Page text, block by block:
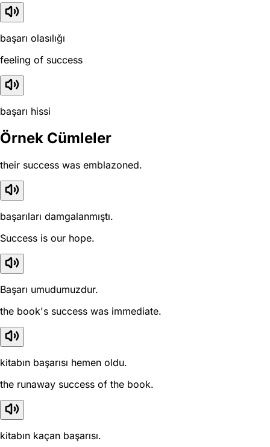
başarı olasılığı
feeling of success
başarı hissi
Örnek Cümleler
their success was emblazoned.
başarıları damgalanmıştı.
Success is our hope.
Başarı umudumuzdur.
the book's success was immediate.
kitabın başarısı hemen oldu.
the runaway success of the book.
kitabın kaçan başarısı.